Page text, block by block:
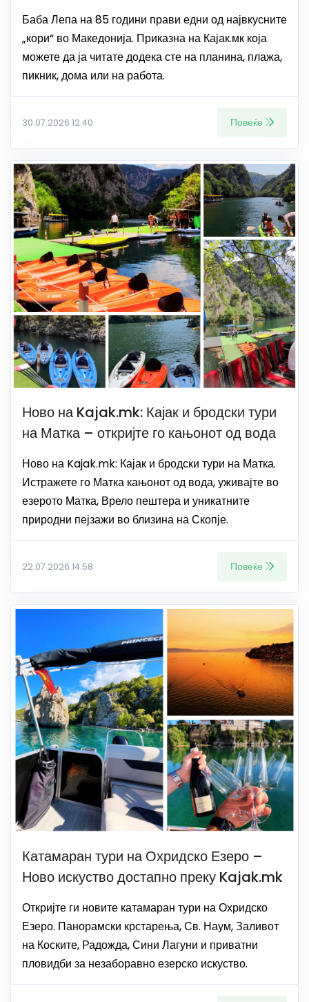
Баба Лепа на 85 години прави едни од највкусните
„кори“ во Македонија. Приказна на Кајак.мк која
можете да ја читате додека сте на планина, плажа,
пикник, дома или на работа.
30.07.2026 12:40 Повеќе
Ново на Kajak.mk: Кајак и бродски тури
на Матка – откријте го кањонот од вода
Ново на Kajak.mk: Кајак и бродски тури на Матка.
Истражете го Матка кањонот од вода, уживајте во
езерото Матка, Врело пештера и уникатните
природни пејзажи во близина на Скопје.
22.07.2026 14:58 Повеќе
Катамаран тури на Охридско Езеро –
Ново искуство достапно преку Kajak.mk
Откријте ги новите катамаран тури на Охридско
Езеро. Панорамски крстарења, Св. Наум, Заливот
на Коските, Радожда, Сини Лагуни и приватни
пловидби за незаборавно езерско искуство.